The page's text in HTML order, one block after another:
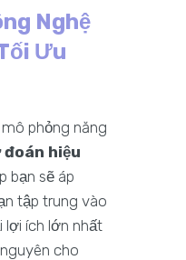
Nghệ
Ưu
phỏng năng
đoán hiệu
bạn sẽ áp
tập trung vào
lợi ích lớn nhất
cho